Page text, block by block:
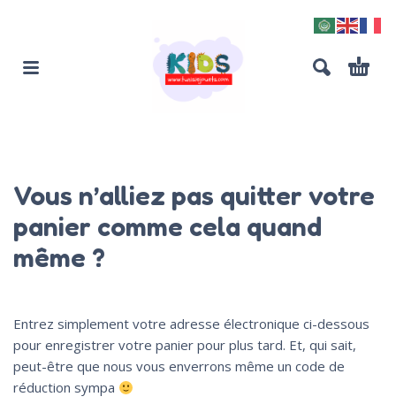
Vous n’alliez pas quitter votre
panier comme cela quand
même ?
Entrez simplement votre adresse électronique ci-dessous
pour enregistrer votre panier pour plus tard. Et, qui sait,
peut-être que nous vous enverrons même un code de
réduction sympa